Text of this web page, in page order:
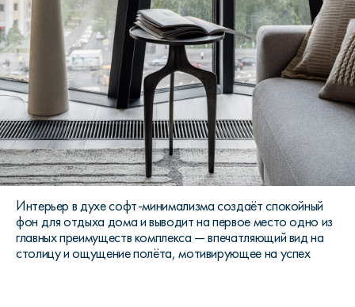
Интерьер в духе софт-минимализма создаёт спокойный
фон для отдыха дома и выводит на первое место одно из
главных преимуществ комплекса — впечатляющий вид на
столицу и ощущение полёта, мотивирующее на успех